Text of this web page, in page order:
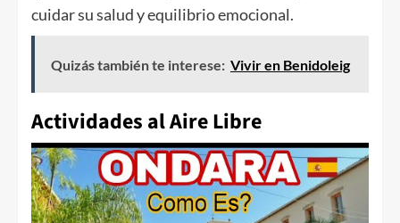
cuidar su salud y equilibrio emocional.
Quizás también te interese: Vivir en Benidoleig
Actividades al Aire Libre